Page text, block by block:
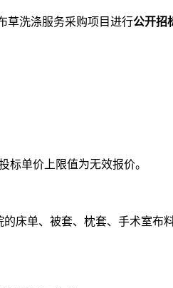
草洗涤服务采购项目进行公开招
标单价上限值为无效报价。
床单、被套、枕套、手术室